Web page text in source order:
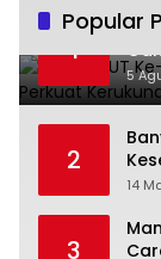
Popular
1
5
2
14
3